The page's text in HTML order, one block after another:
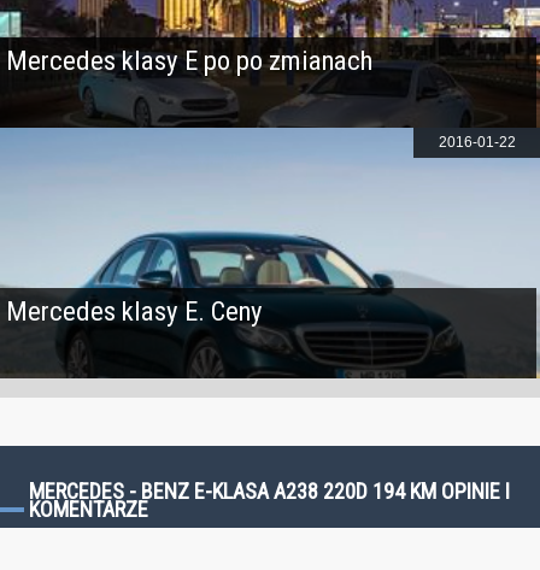
Mercedes klasy E po po zmianach
Mercedes klasy E. Ceny
2016-01-22
MERCEDES - BENZ E-KLASA A238 220D 194 KM OPINIE I
KOMENTARZE